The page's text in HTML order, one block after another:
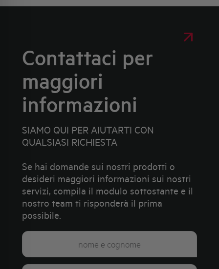
Contattaci per
maggiori
informazioni
SIAMO QUI PER AIUTARTI CON
QUALSIASI RICHIESTA
Se hai domande sui nostri prodotti o
desideri maggiori informazioni sui nostri
servizi, compila il modulo sottostante e il
nostro team ti risponderà il prima
possibile.